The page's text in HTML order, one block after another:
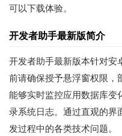
可以下载体验。
开发者助手最新版简介
开发者助手最新版本针对安
前请确保授予悬浮窗权限，
能够实时监控应用数据库变
录系统日志。通过直观的界
发过程中的各类技术问题。